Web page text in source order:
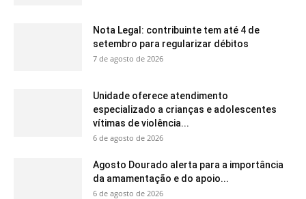
Nota Legal: contribuinte tem até 4 de
setembro para regularizar débitos
7 de agosto de 2026
Unidade oferece atendimento
especializado a crianças e adolescentes
vítimas de violência...
6 de agosto de 2026
Agosto Dourado alerta para a importância
da amamentação e do apoio...
6 de agosto de 2026